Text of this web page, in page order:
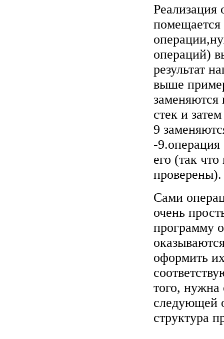
Реализация
помещается
операций)
результат
выше
заменяются
стек и
9
-9.операция
его (так
проверены).
Сами
очень
программу
оформить
того, нужна
следующей
структура